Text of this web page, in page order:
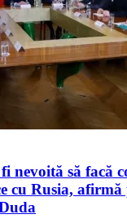
nevoită să facă
cu Rusia, afirmă